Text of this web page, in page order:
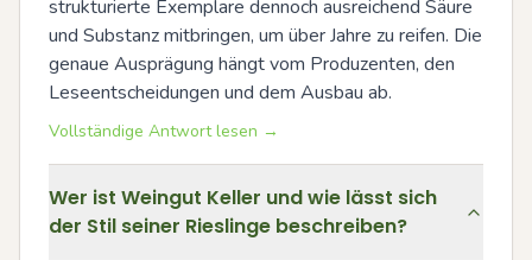
strukturierte Exemplare dennoch ausreichend Säure
und Substanz mitbringen, um über Jahre zu reifen. Die
genaue Ausprägung hängt vom Produzenten, den
Leseentscheidungen und dem Ausbau ab.
Vollständige Antwort lesen →
Wer ist Weingut Keller und wie lässt sich
der Stil seiner Rieslinge beschreiben?